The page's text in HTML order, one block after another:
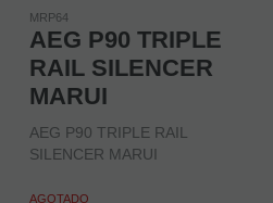
MRP64
AEG P90 TRIPLE
RAIL SILENCER
MARUI
AEG P90 TRIPLE RAIL
SILENCER MARUI
AGOTADO